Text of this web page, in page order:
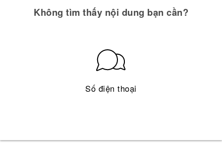
Không tìm thấy nội dung bạn cần?
Số điện thoại